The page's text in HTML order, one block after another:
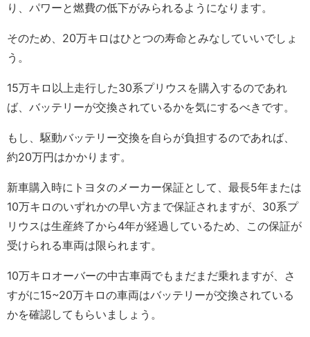
り、パワーと燃費の低下がみられるようになります。
そのため、20万キロはひとつの寿命とみなしていいでしょ
う。
15万キロ以上走行した30系プリウスを購入するのであれ
ば、バッテリーが交換されているかを気にするべきです。
もし、駆動バッテリー交換を自らが負担するのであれば、
約20万円はかかります。
新車購入時にトヨタのメーカー保証として、最長5年または
10万キロのいずれかの早い方まで保証されますが、30系プ
リウスは生産終了から4年が経過しているため、この保証が
受けられる車両は限られます。
10万キロオーバーの中古車両でもまだまだ乗れますが、さ
すがに15~20万キロの車両はバッテリーが交換されている
かを確認してもらいましょう。